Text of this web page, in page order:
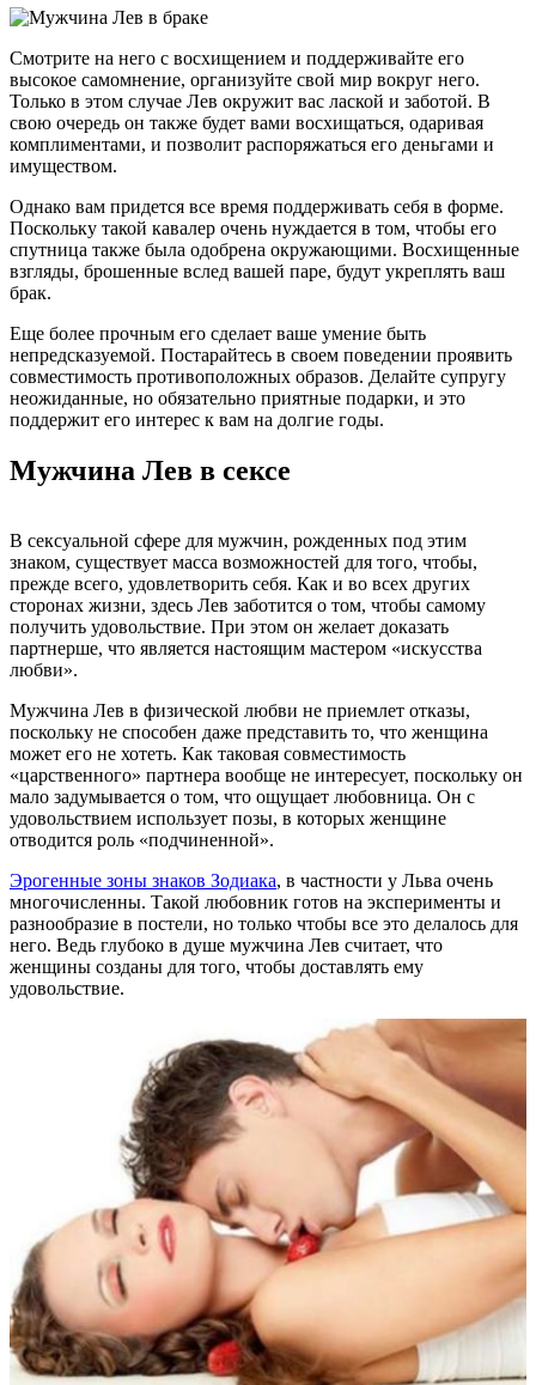
Смотрите на него с восхищением и поддерживайте его
высокое самомнение, организуйте свой мир вокруг него.
Только в этом случае Лев окружит вас лаской и заботой. В
свою очередь он также будет вами восхищаться, одаривая
комплиментами, и позволит распоряжаться его деньгами и
имуществом.
Однако вам придется все время поддерживать себя в форме.
Поскольку такой кавалер очень нуждается в том, чтобы его
спутница также была одобрена окружающими. Восхищенные
взгляды, брошенные вслед вашей паре, будут укреплять ваш
брак.
Еще более прочным его сделает ваше умение быть
непредсказуемой. Постарайтесь в своем поведении проявить
совместимость противоположных образов. Делайте супругу
неожиданные, но обязательно приятные подарки, и это
поддержит его интерес к вам на долгие годы.
Мужчина Лев в сексе
В сексуальной сфере для мужчин, рожденных под этим
знаком, существует масса возможностей для того, чтобы,
прежде всего, удовлетворить себя. Как и во всех других
сторонах жизни, здесь Лев заботится о том, чтобы самому
получить удовольствие. При этом он желает доказать
партнерше, что является настоящим мастером «искусства
любви».
Мужчина Лев в физической любви не приемлет отказы,
поскольку не способен даже представить то, что женщина
может его не хотеть. Как таковая совместимость
«царственного» партнера вообще не интересует, поскольку он
мало задумывается о том, что ощущает любовница. Он с
удовольствием использует позы, в которых женщине
отводится роль «подчиненной».
Эрогенные зоны знаков Зодиака, в частности у Льва очень
многочисленны. Такой любовник готов на эксперименты и
разнообразие в постели, но только чтобы все это делалось для
него. Ведь глубоко в душе мужчина Лев считает, что
женщины созданы для того, чтобы доставлять ему
удовольствие.